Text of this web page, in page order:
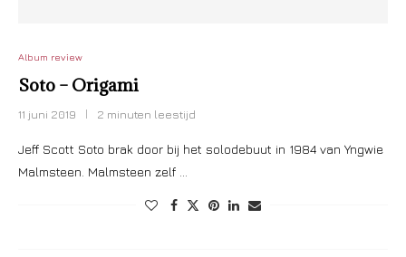
Album review
Soto – Origami
11 juni 2019 2 minuten leestijd
Jeff Scott Soto brak door bij het solodebuut in 1984 van Yngwie
Malmsteen. Malmsteen zelf …